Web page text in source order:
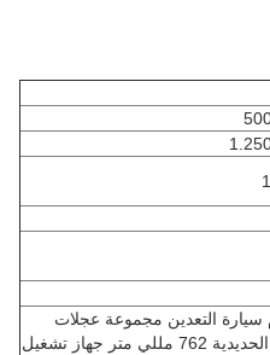
التعدين مجموعة عجلات
السكك الحديدية 762 مللي متر جهاز تشغيل